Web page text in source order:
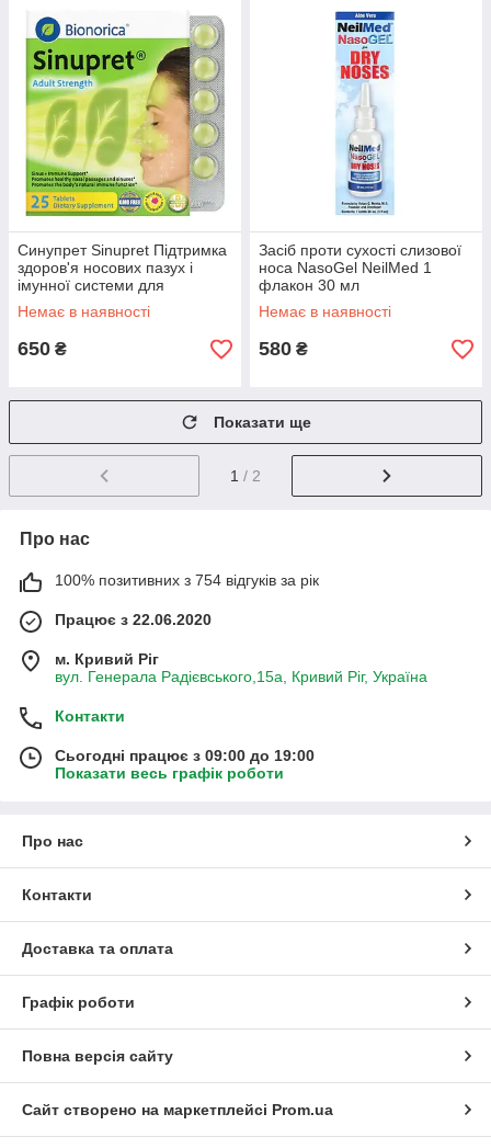
Синупрет Sinupret Підтримка
здоров'я носових пазух і
імунної системи для
дорослих Bionorica Adult
Strength
Немає в наявності
650 ₴
Засіб проти сухості слизової
носа NasoGel NeilMed 1
флакон 30 мл
Немає в наявності
580 ₴
Показати ще
1 / 2
Про нас
100% позитивних з 754 відгуків за рік
Працює з 22.06.2020
м. Кривий Ріг
вул. Генерала Радієвського,15а, Кривий Ріг, Україна
Контакти
Сьогодні працює з 09:00 до 19:00
Показати весь графік роботи
Про нас
Контакти
Доставка та оплата
Графік роботи
Повна версія сайту
Сайт створено на маркетплейсі Prom.ua